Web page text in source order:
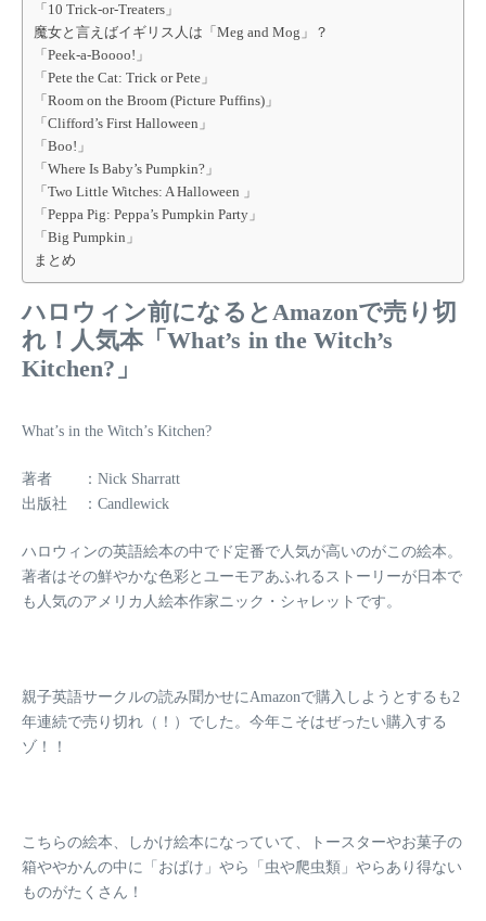
「10 Trick-or-Treaters」
魔女と言えばイギリス人は「Meg and Mog」？
「Peek-a-Boooo!」
「Pete the Cat: Trick or Pete」
「Room on the Broom (Picture Puffins)」
「Clifford’s First Halloween」
「Boo!」
「Where Is Baby’s Pumpkin?」
「Two Little Witches: A Halloween 」
「Peppa Pig: Peppa’s Pumpkin Party」
「Big Pumpkin」
まとめ
ハロウィン前になるとAmazonで売り切
れ！人気本「What’s in the Witch’s
Kitchen?」
What’s in the Witch’s Kitchen?
著者 ：Nick Sharratt
出版社 ：Candlewick
ハロウィンの英語絵本の中でド定番で人気が高いのがこの絵本。
著者はその鮮やかな色彩とユーモアあふれるストーリーが日本で
も人気のアメリカ人絵本作家ニック・シャレットです。
親子英語サークルの読み聞かせにAmazonで購入しようとするも2
年連続で売り切れ（！） でした。今年こそはぜったい購入する
ゾ！！
こちらの絵本、しかけ絵本になっていて、トースターやお菓子の
箱ややかんの中に「おばけ」やら「虫や爬虫類」やらあり得ない
ものがたくさん！